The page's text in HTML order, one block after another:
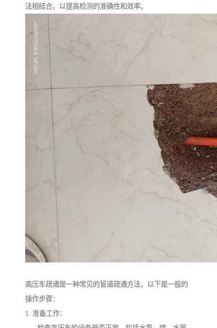
法相结合，以提高检测的准确性和效率。
高压车疏通是一种常见的管道疏通方法，以下是一般的
操作步骤：
1. 准备工作：